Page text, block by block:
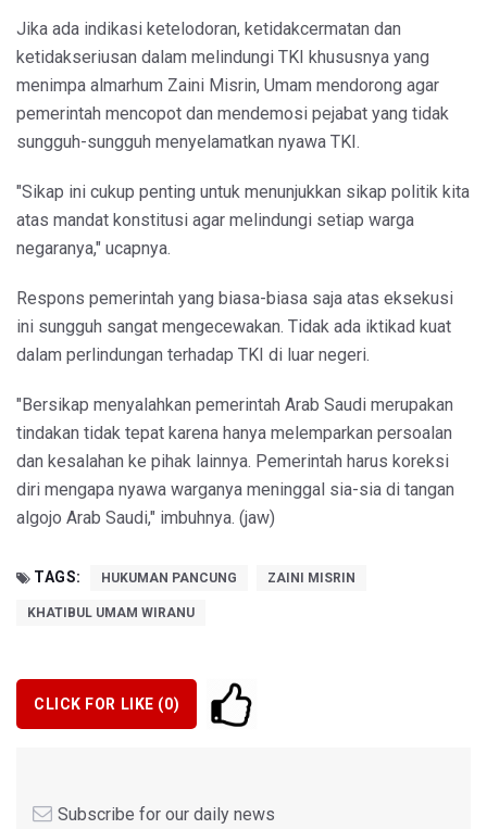
Jika ada indikasi ketelodoran, ketidakcermatan dan
ketidakseriusan dalam melindungi TKI khususnya yang
menimpa almarhum Zaini Misrin, Umam mendorong agar
pemerintah mencopot dan mendemosi pejabat yang tidak
sungguh-sungguh menyelamatkan nyawa TKI.
"Sikap ini cukup penting untuk menunjukkan sikap politik kita
atas mandat konstitusi agar melindungi setiap warga
negaranya," ucapnya.
Respons pemerintah yang biasa-biasa saja atas eksekusi
ini sungguh sangat mengecewakan. Tidak ada iktikad kuat
dalam perlindungan terhadap TKI di luar negeri.
"Bersikap menyalahkan pemerintah Arab Saudi merupakan
tindakan tidak tepat karena hanya melemparkan persoalan
dan kesalahan ke pihak lainnya. Pemerintah harus koreksi
diri mengapa nyawa warganya meninggal sia-sia di tangan
algojo Arab Saudi," imbuhnya. (jaw)
TAGS: HUKUMAN PANCUNG ZAINI MISRIN
KHATIBUL UMAM WIRANU
CLICK FOR LIKE (0)
Subscribe for our daily news